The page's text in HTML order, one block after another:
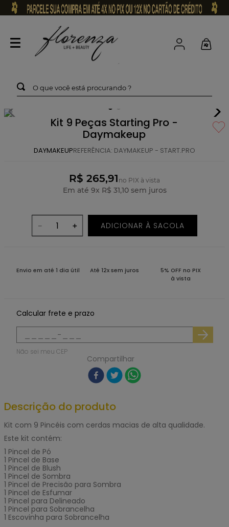
O que você está procurando ?
Kit 9 Peças Starting Pro -
Daymakeup
DAYMAKEUPREFERÊNCIA: DAYMAKEUP - START.PRO
R$ 265,91 no PIX à vista
Em até 9x R$ 31,10sem juros
＋
－ ADICIONAR À SACOLA
Envio em até 1 dia útil Até 12x sem juros
5% OFF no PIX
à vista
Calcular frete e prazo
Não sei meu CEP
Compartilhar
Descrição do produto
Kit com 9 Pincéis com cerdas macias de alta qualidade.
Este kit contém:
1 Pincel de Pó
1 Pincel de Base
1 Pincel de Blush
1 Pincel de Sombra
1 Pincel de Precisão para Sombra
1 Pincel de Esfumar
1 Pincel para Delineado
1 Pincel para Sobrancelha
1 Escovinha para Sobrancelha